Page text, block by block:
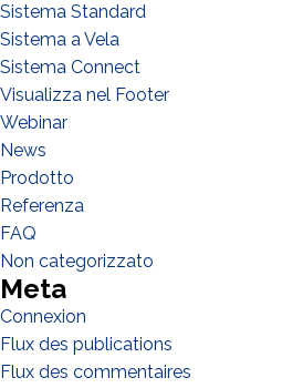
Sistema Standard
Sistema a Vela
Sistema Connect
Visualizza nel Footer
Webinar
News
Prodotto
Referenza
FAQ
Non categorizzato
Meta
Connexion
Flux des publications
Flux des commentaires